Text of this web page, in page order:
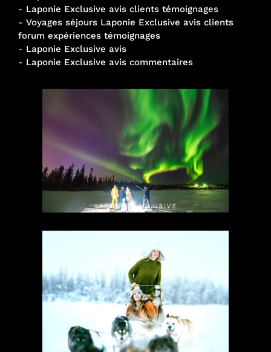
- Laponie Exclusive avis clients témoignages
- Voyages séjours Laponie Exclusive avis clients
forum expériences témoignages
- Laponie Exclusive avis
- Laponie Exclusive avis commentaires